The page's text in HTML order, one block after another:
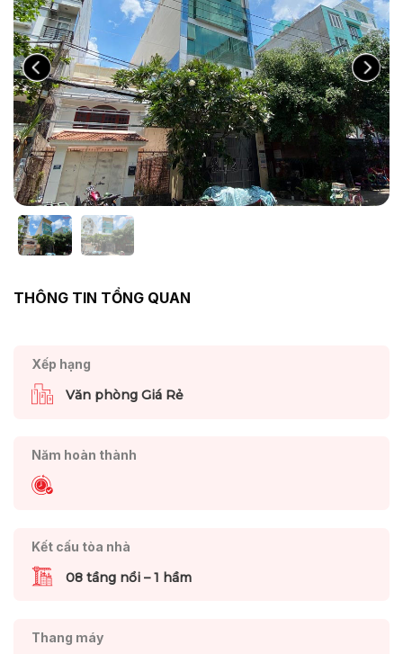
THÔNG TIN TỔNG QUAN
Xếp hạng
Văn phòng Giá Rẻ
Năm hoàn thành
Kết cấu tòa nhà
08 tầng nổi – 1 hầm
Thang máy